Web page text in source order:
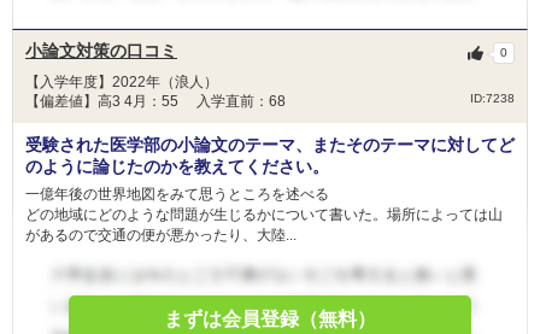
小論文対策の口コミ
【入学年度】2022年（浪人）
【偏差値】高3 4月：55 入学直前：68
ID:7238
0
受験された医学部の小論文のテーマ、またそのテーマに対してど
のように論じたのかを教えてください。
一億年後の世界地図をみて思うところを述べる
どの地域にどのような問題が生じるかについて書いた。場所によっては山
があるので交通の便が悪かったり、大陸...
まずは会員登録（無料）